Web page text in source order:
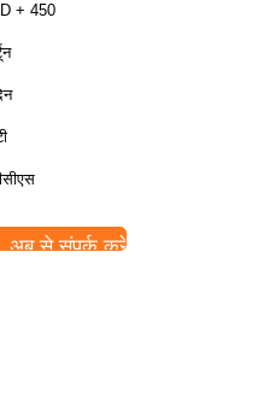
+ 450
अब से संपर्क करें